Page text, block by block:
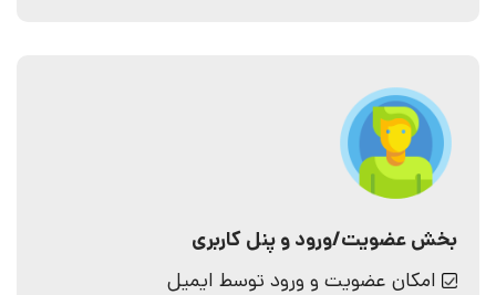
بخش عضویت/ورود و پنل کاربری
امکان عضویت و ورود توسط ایمیل